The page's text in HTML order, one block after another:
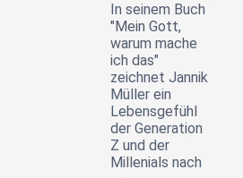
In seinem Buch
"Mein Gott,
warum mache
ich das"
zeichnet Jannik
Müller ein
Lebensgefühl
der Generation
Z und der
Millenials nach